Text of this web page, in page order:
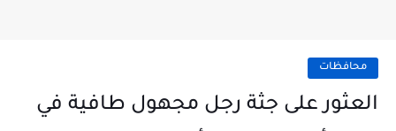
محافظات
العثور على جثة رجل مجهول طافية في